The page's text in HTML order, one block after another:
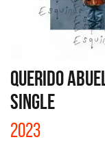
QUERIDO
SINGLE
2023